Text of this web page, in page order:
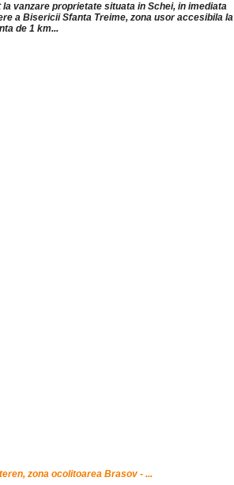
la vanzare proprietate situata in Schei, in imediata
a Bisericii Sfanta Treime, zona usor accesibila la
de 1 km...
zona ocolitoarea Brasov - ...